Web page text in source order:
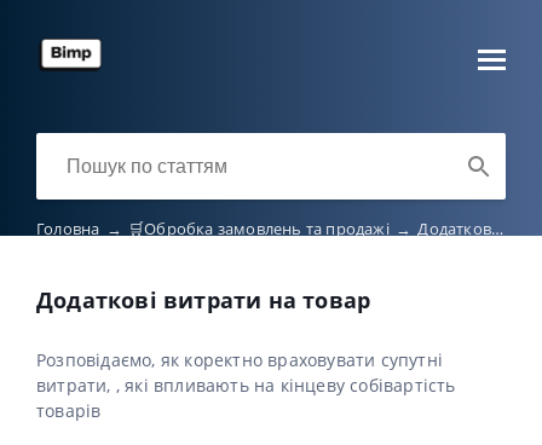
Головна → 🛒Обробка замовлень та продажі → Додаткові витрати на товар
Додаткові витрати на товар
Розповідаємо, як коректно враховувати супутні
витрати, , які впливають на кінцеву собівартість
товарів